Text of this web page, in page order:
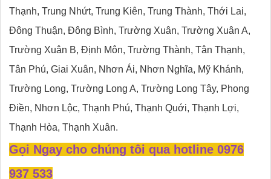
Thạnh, Trung Nhứt, Trung Kiên, Trung Thành, Thới Lai,
Đông Thuận, Đông Bình, Trường Xuân, Trường Xuân A,
Trường Xuân B, Định Môn, Trường Thành, Tân Thạnh,
Tân Phú, Giai Xuân, Nhơn Ái, Nhơn Nghĩa, Mỹ Khánh,
Trường Long, Trường Long A, Trường Long Tây, Phong
Điền, Nhơn Lộc, Thạnh Phú, Thạnh Quới, Thạnh Lợi,
Thạnh Hòa, Thạnh Xuân.
Gọi Ngay cho chúng tôi qua hotline 0976
937 533